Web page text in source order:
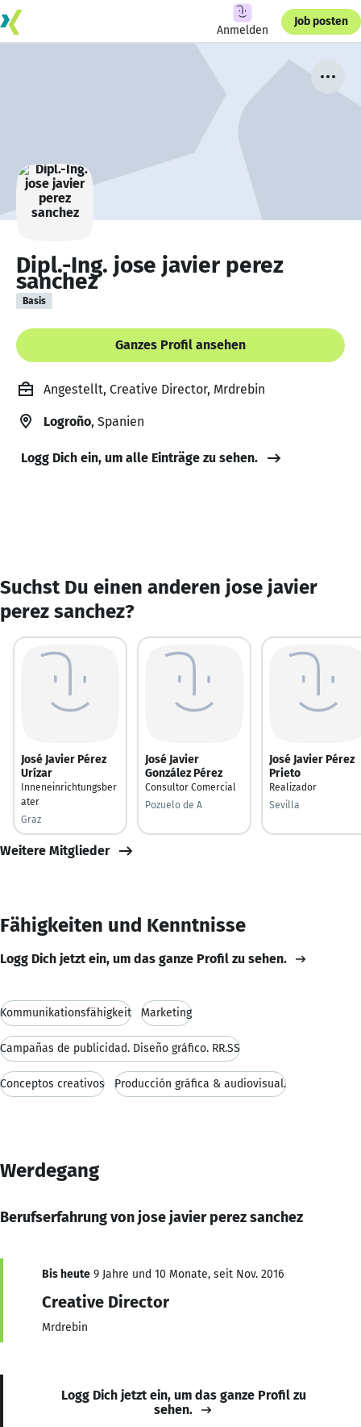
Anmelden
Job posten
Dipl.-Ing. jose javier perez
sanchez
Basis
Ganzes Profil ansehen
Angestellt, Creative Director, Mrdrebin
Logroño, Spanien
Logg Dich ein, um alle Einträge zu sehen.
Suchst Du einen anderen jose javier
perez sanchez?
José Javier Pérez
Urízar
Inneneinrichtungsber
ater
Graz
José Javier
González Pérez
Consultor Comercial
Pozuelo de A
José Javier Pérez
Prieto
Realizador
Sevilla
Weitere Mitglieder
Fähigkeiten und Kenntnisse
Logg Dich jetzt ein, um das ganze Profil zu sehen.
Kommunikationsfähigkeit Marketing
Campañas de publicidad. Diseño gráfico. RR.SS
Conceptos creativos Producción gráfica & audiovisual.
Werdegang
Berufserfahrung von jose javier perez sanchez
Bis heute 9 Jahre und 10 Monate, seit Nov. 2016
Creative Director
Mrdrebin
Logg Dich jetzt ein, um das ganze Profil zu
sehen.